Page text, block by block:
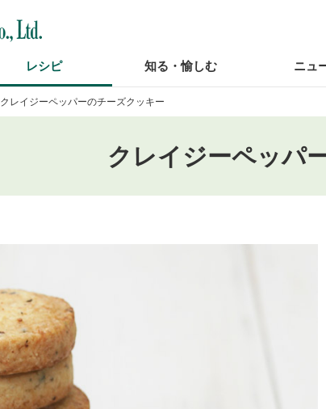
レシピ 知る・愉しむ ニュ
クレイジーペッパーのチーズクッキー
クレイジーペッパ